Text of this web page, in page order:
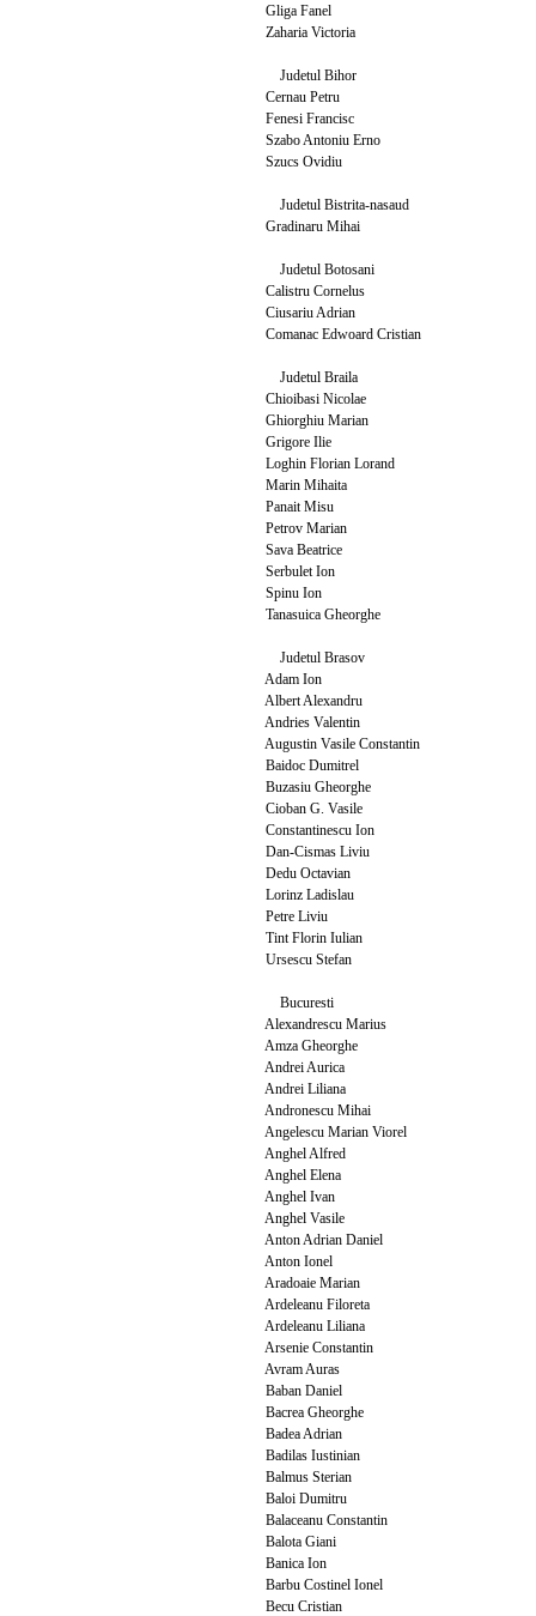
Gliga Fanel
Zaharia Victoria
Judetul Bihor
Cernau Petru
Fenesi Francisc
Szabo Antoniu Erno
Szucs Ovidiu
Judetul Bistrita-nasaud
Gradinaru Mihai
Judetul Botosani
Calistru Cornelus
Ciusariu Adrian
Comanac Edwoard Cristian
Judetul Braila
Chioibasi Nicolae
Ghiorghiu Marian
Grigore Ilie
Loghin Florian Lorand
Marin Mihaita
Panait Misu
Petrov Marian
Sava Beatrice
Serbulet Ion
Spinu Ion
Tanasuica Gheorghe
Judetul Brasov
Adam Ion
Albert Alexandru
Andries Valentin
Augustin Vasile Constantin
Baidoc Dumitrel
Buzasiu Gheorghe
Cioban G. Vasile
Constantinescu Ion
Dan-Cismas Liviu
Dedu Octavian
Lorinz Ladislau
Petre Liviu
Tint Florin Iulian
Ursescu Stefan
Bucuresti
Alexandrescu Marius
Amza Gheorghe
Andrei Aurica
Andrei Liliana
Andronescu Mihai
Angelescu Marian Viorel
Anghel Alfred
Anghel Elena
Anghel Ivan
Anghel Vasile
Anton Adrian Daniel
Anton Ionel
Aradoaie Marian
Ardeleanu Filoreta
Ardeleanu Liliana
Arsenie Constantin
Avram Auras
Baban Daniel
Bacrea Gheorghe
Badea Adrian
Badilas Iustinian
Balmus Sterian
Baloi Dumitru
Balaceanu Constantin
Balota Giani
Banica Ion
Barbu Costinel Ionel
Becu Cristian